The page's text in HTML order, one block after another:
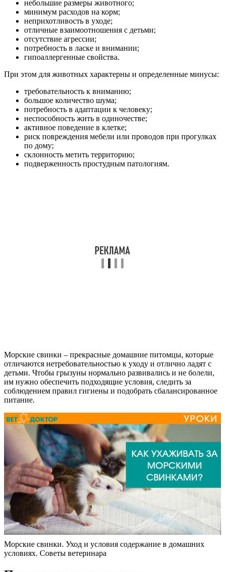
небольшие размеры животного;
минимум расходов на корм;
неприхотливость в уходе;
отличные взаимоотношения с детьми;
отсутствие агрессии;
потребность в ласке и внимании;
гипоаллергенные свойства.
При этом для животных характерны и определенные минусы:
требовательность к вниманию;
большое количество шума;
потребность в адаптации к человеку;
неспособность жить в одиночестве;
активное поведение в клетке;
риск повреждения мебели или проводов при прогулках
по дому;
склонность метить территорию;
подверженность простудным патологиям.
Морские свинки – прекрасные домашние питомцы, которые
отличаются нетребовательностью к уходу и отлично ладят с
детьми. Чтобы грызуны нормально развивались и не болели,
им нужно обеспечить подходящие условия, следить за
соблюдением правил гигиены и подобрать сбалансированное
питание.
Морские свинки. Уход и условия содержание в домашних
условиях. Советы ветеринара